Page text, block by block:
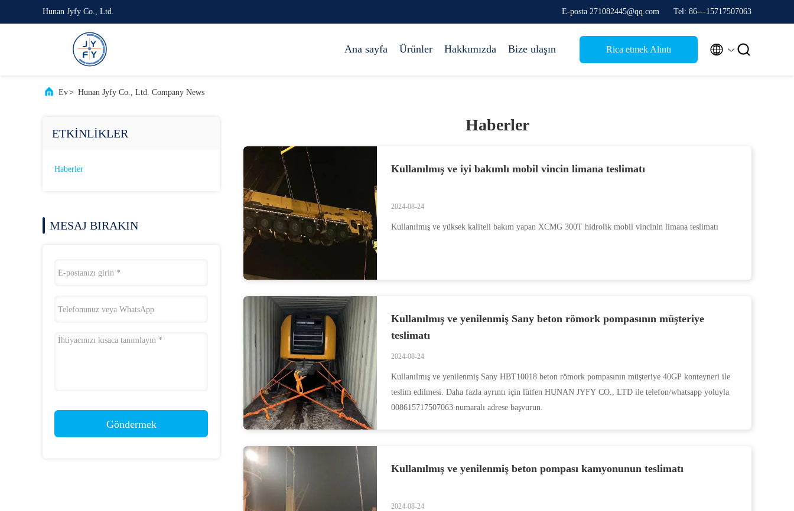
Hunan Jyfy Co., Ltd. E-posta 271082445@qq.com Tel: 86---15717507063
Ana sayfa Ürünler Hakkımızda Bize ulaşın Rica etmek Alıntı  
Ev> Hunan Jyfy Co., Ltd. Company News
ETKINLIKLER
Haberler
MESAJ BIRAKIN
Göndermek
Haberler
Kullanılmış ve iyi bakımlı mobil vincin limana teslimatı
2024-08-24
Kullanılmış ve yüksek kaliteli bakım yapan XCMG 300T hidrolik mobil vincinin limana teslimatı
Kullanılmış ve yenilenmiş Sany beton römork pompasının müşteriye
teslimatı
2024-08-24
Kullanılmış ve yenilenmiş Sany HBT10018 beton römork pompasının müşteriye 40GP konteyneri ile
teslim edilmesi. Daha fazla ayrıntı için lütfen HUNAN JYFY CO., LTD ile telefon/whatsapp yoluyla
008615717507063 numaralı adrese başvurun.
Kullanılmış ve yenilenmiş beton pompası kamyonunun teslimatı
2024-08-24